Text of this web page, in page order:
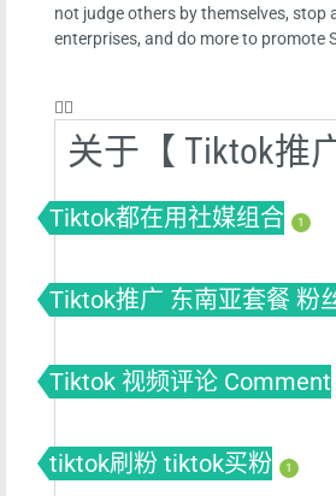
not judge others by themselves,
enterprises, and do more to promote
❤️‍🔥
关于【 Tiktok推
Tiktok都在用社媒组合 1
Tiktok推广 东南亚套餐 粉
Tiktok 视频评论 Comment
tiktok刷粉 tiktok买粉 1